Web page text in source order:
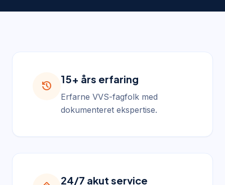
history
15+ års erfaring
Erfarne VVS-fagfolk med
dokumenteret ekspertise.
24/7 akut service